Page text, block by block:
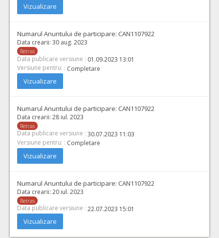
Vizualizare
Numarul Anuntului de participare: CAN1107922
Data crearii: 30 aug. 2023
Retras
Data publicare versiune : 01.09.2023 13:01
Versiune pentru: : Completare
Vizualizare
Numarul Anuntului de participare: CAN1107922
Data crearii: 28 iul. 2023
Retras
Data publicare versiune : 30.07.2023 11:03
Versiune pentru: : Completare
Vizualizare
Numarul Anuntului de participare: CAN1107922
Data crearii: 20 iul. 2023
Retras
Data publicare versiune : 22.07.2023 15:01
Vizualizare